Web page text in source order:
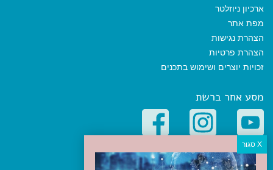
ארכיון ניוזלטר
מפת אתר
הצהרת נגישות
הצהרת פרטיות
זכויות יוצרים ושימוש בתכנים
מסע אחר ברשת
קטגוריות פופולריות